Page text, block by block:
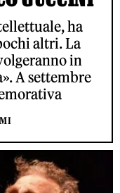
ha
altri. La
in
A settembre